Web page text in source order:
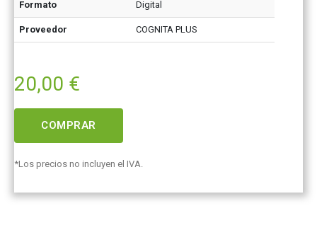
Formato Digital
Proveedor COGNITA PLUS
20,00 €
COMPRAR
*Los precios no incluyen el IVA.